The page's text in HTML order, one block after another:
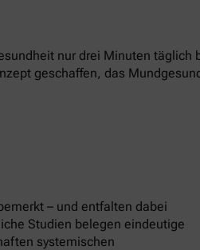
nur drei Minuten täglich
geschaffen, das
– und entfalten dabei
Studien belegen eindeutige
systemischen